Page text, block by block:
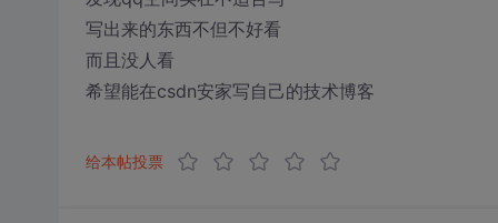
写出来的东西不但不好看
而且没人看
希望能在csdn安家写自己的技术博客
给本帖投票